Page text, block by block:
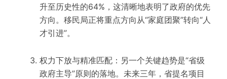
升至历史性的64%，这清晰地表明了政府的优先
方向。移民局正将重点方向从“家庭团聚”转向“人
才引进”。
权力下放与精准匹配：另一个关键趋势是“省级
政府主导”原则的落地。未来三年，省提名项目